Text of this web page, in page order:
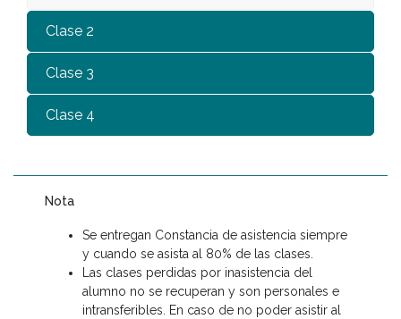
Clase 2
Clase 3
Clase 4
Nota
Se entregan Constancia de asistencia siempre
y cuando se asista al 80% de las clases.
Las clases perdidas por inasistencia del
alumno no se recuperan y son personales e
intransferibles. En caso de no poder asistir al